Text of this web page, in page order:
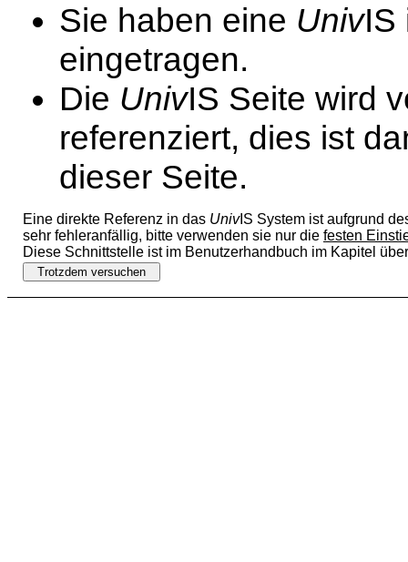
Sie haben eine UnivIS
eingetragen.
Die UnivIS Seite wird
referenziert, dies ist
dieser Seite.
Eine direkte Referenz in das UnivIS System ist aufgrund
sehr fehleranfällig, bitte verwenden sie nur die festen
Diese Schnittstelle ist im Benutzerhandbuch im Kapitel